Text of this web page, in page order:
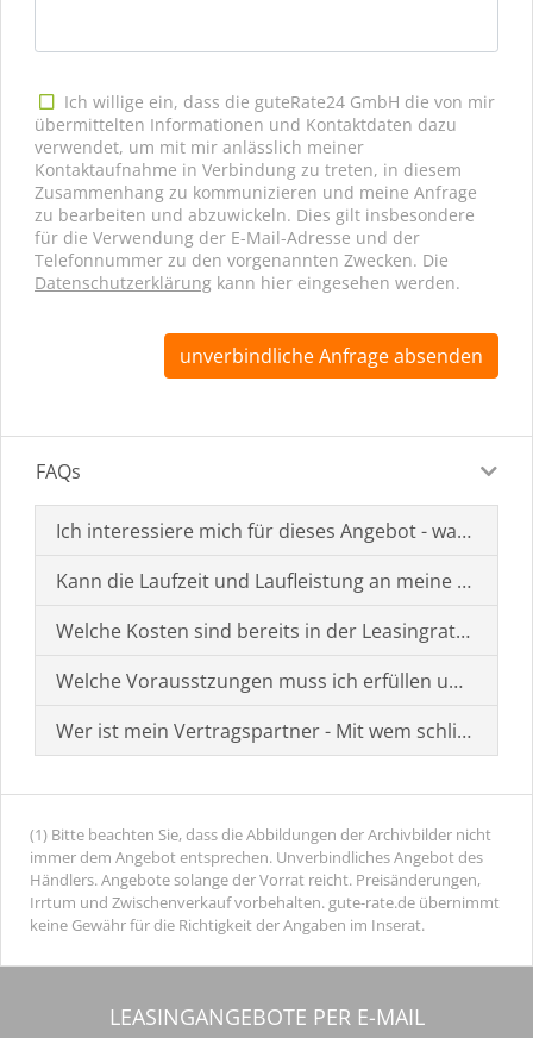
Ich willige ein, dass die guteRate24 GmbH die von mir
übermittelten Informationen und Kontaktdaten dazu
verwendet, um mit mir anlässlich meiner
Kontaktaufnahme in Verbindung zu treten, in diesem
Zusammenhang zu kommunizieren und meine Anfrage
zu bearbeiten und abzuwickeln. Dies gilt insbesondere
für die Verwendung der E-Mail-Adresse und der
Telefonnummer zu den vorgenannten Zwecken. Die
Datenschutzerklärung kann hier eingesehen werden.
unverbindliche Anfrage absenden
FAQs
Ich interessiere mich für dieses Angebot - was muss
Kann die Laufzeit und Laufleistung an meine
Welche Kosten sind bereits in der Leasingrate
Welche Vorausstzungen muss ich erfüllen um einen
Wer ist mein Vertragspartner - Mit wem schließe ich
(1) Bitte beachten Sie, dass die Abbildungen der Archivbilder nicht
immer dem Angebot entsprechen. Unverbindliches Angebot des
Händlers. Angebote solange der Vorrat reicht. Preisänderungen,
Irrtum und Zwischenverkauf vorbehalten. gute-rate.de übernimmt
keine Gewähr für die Richtigkeit der Angaben im Inserat.
LEASINGANGEBOTE PER E-MAIL